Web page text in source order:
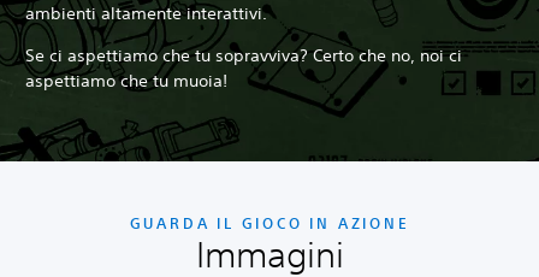
ambienti altamente interattivi.
Se ci aspettiamo che tu sopravviva? Certo che no, noi ci
aspettiamo che tu muoia!
GUARDA IL GIOCO IN AZIONE
Immagini